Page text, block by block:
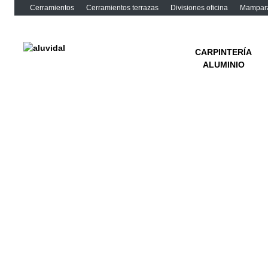
Cerramientos Cerramientos terrazas Divisiones oficina
CARPINTERÍA
ALUMINIO